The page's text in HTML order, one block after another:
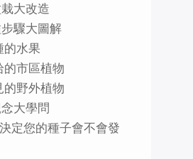
大改造
驟大圖解
的水果
的市區植物
的野外植物
大學問
定您的種子會不會發